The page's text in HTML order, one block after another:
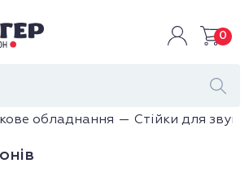
0
обладнання Стійки для